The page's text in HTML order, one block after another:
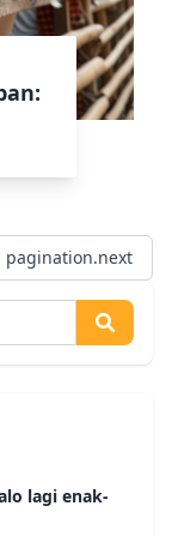
pagination.next
lagi enak-